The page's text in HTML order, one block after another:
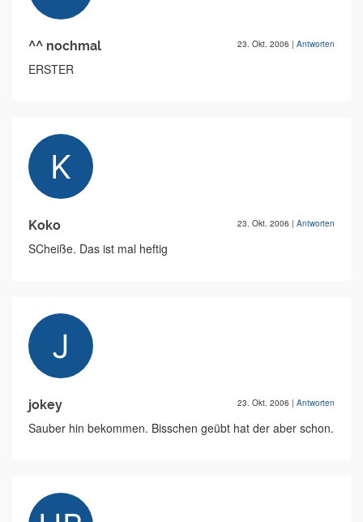
^^ nochmal 23. Okt. 2006 | Antworten
ERSTER
Koko 23. Okt. 2006 | Antworten
SCheiße. Das ist mal heftig
jokey 23. Okt. 2006 | Antworten
Sauber hin bekommen. Bisschen geübt hat der aber schon.